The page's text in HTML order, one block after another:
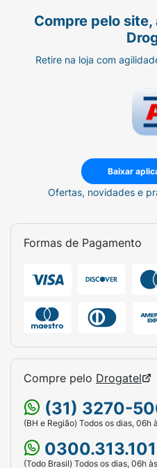
Compre pelo
Retire na loja com
Baixar
Ofertas, novidades e
Formas de Pagamento
Compre pelo Drogatel
(31) 3270-
(BH e Região) Todos os dias, 06h
(Todo Brasil) Todos os dias, 06h